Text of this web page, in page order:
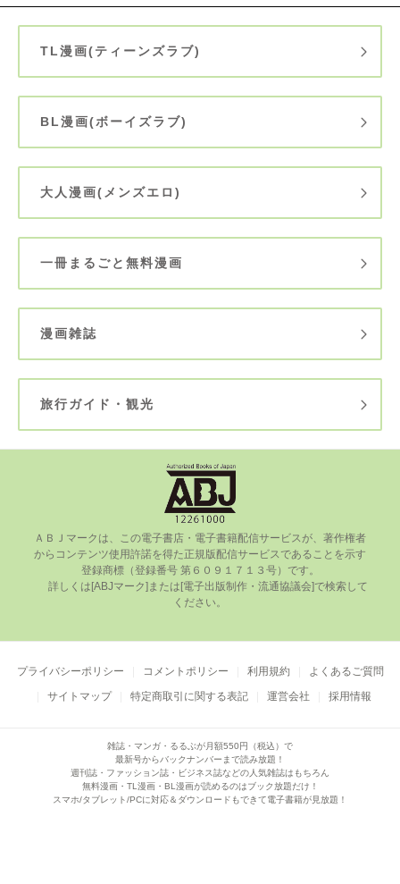
TL漫画(ティーンズラブ)
BL漫画(ボーイズラブ)
大人漫画(メンズエロ)
一冊まるごと無料漫画
漫画雑誌
旅行ガイド・観光
ＡＢＪマークは、この電⼦書店・電⼦書籍配信サービスが、著作権者
からコンテンツ使⽤許諾を得た正規版配信サービスであることを⽰す
登録商標（登録番号 第６０９１７１３号）です。
ください。
プライバシーポリシー コメントポリシー 利用規約
よくあるご質問
サイトマップ
特定商取引に関する表記 運営会社 採用情報
雑誌・マンガ・るるぶが月額550円（税込）で
最新号からバックナンバーまで読み放題！
週刊誌・ファッション誌・ビジネス誌などの人気雑誌はもちろん
無料漫画・TL漫画・BL漫画が読めるのはブック放題だけ！
スマホ/タブレット/PCに対応＆ダウンロードもできて電子書籍が見放題！